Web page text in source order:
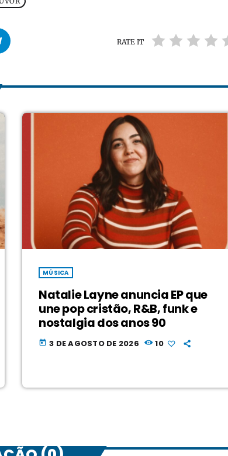
RATE IT
MÚSICA
Natalie Layne anuncia EP que
une pop cristão, R&B, funk e
nostalgia dos anos 90
today 3 DE AGOSTO DE 2026 10